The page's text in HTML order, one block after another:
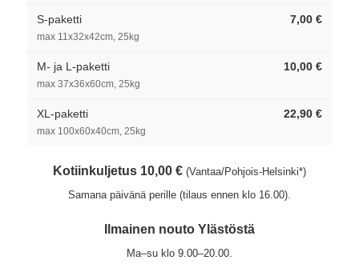
S-paketti
max 11x32x42cm, 25kg
7,00 €
M- ja L-paketti
max 37x36x60cm, 25kg
10,00 €
XL-paketti
max 100x60x40cm, 25kg
22,90 €
Kotiinkuljetus 10,00 € (Vantaa/Pohjois-Helsinki*)
Samana päivänä perille (tilaus ennen klo 16.00).
Ilmainen nouto Ylästöstä
Ma–su klo 9.00–20.00.